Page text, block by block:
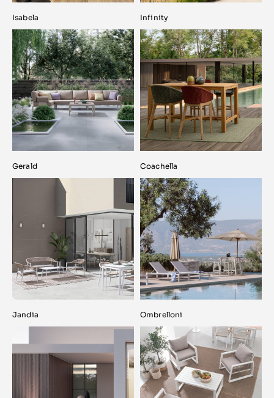
Isabela Infinity
Gerald Coachella
Jandia Ombrelloni